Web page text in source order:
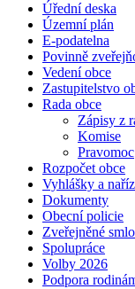
Úřední deska
Územní plán
E-podatelna
Povinně
Vedení obce
Zastupitelstvo
Rada obce
Zápisy z
Komise
Pravomoc
Rozpočet obce
Vyhlášky a
Dokumenty
Obecní policie
Zveřejněné
Spolupráce
Volby 2026
Podpora